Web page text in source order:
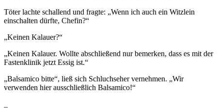
Töter lachte schallend und fragte: „Wenn ich auch ein Witzlein
einschalten dürfte, Chefin?“
„Keinen Kalauer?“
„Keinen Kalauer. Wollte abschließend nur bemerken, dass es mit der
Fastenklinik jetzt Essig ist.“
„Balsamico bitte“, ließ sich Schluchseher vernehmen. „Wir
verwenden hier ausschließlich Balsamico!“